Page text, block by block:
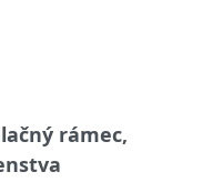
rámec,